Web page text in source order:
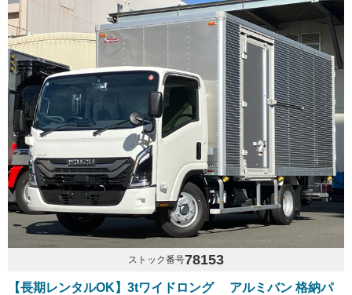
ストック番号78153
【長期レンタルOK】3tワイドロング アルミバン 格納パ